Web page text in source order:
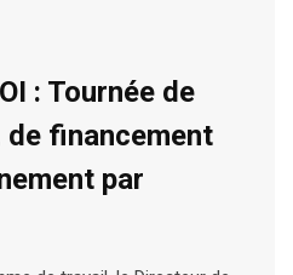
: Tournée de
financement
par